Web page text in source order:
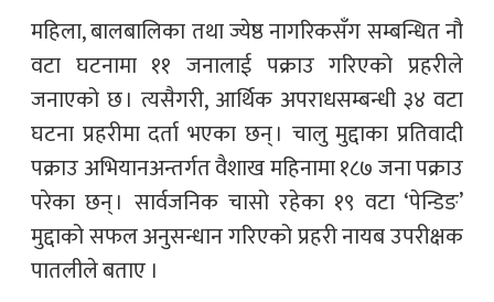
महिला, बालबालिका तथा ज्येष्ठ नागरिकसँग सम्बन्धित नौ
वटा घटनामा ११ जनालाई पक्राउ गरिएको प्रहरीले
जनाएको छ । त्यसैगरी, आर्थिक अपराधसम्बन्धी ३४ वटा
घटना प्रहरीमा दर्ता भएका छन् । चालु मुद्दाका प्रतिवादी
पक्राउ अभियानअन्तर्गत वैशाख महिनामा १८७ जना पक्राउ
परेका छन् । सार्वजनिक चासो रहेका १९ वटा ‘पेन्डिङ’
मुद्दाको सफल अनुसन्धान गरिएको प्रहरी नायब उपरीक्षक
पातलीले बताए ।